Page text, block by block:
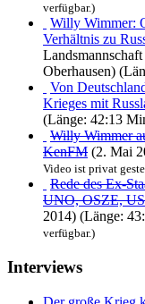
verfügbar.)
Willy Wimmer:
Verhältnis zu
Oberhausen)
Von
Krieges mit
(Länge: 42:13
Willy Wimmer
KenFM (2. Mai
Video ist privat
Rede des Ex-
UNO, OSZE,
2014) (Länge:
verfügbar.)
Interviews